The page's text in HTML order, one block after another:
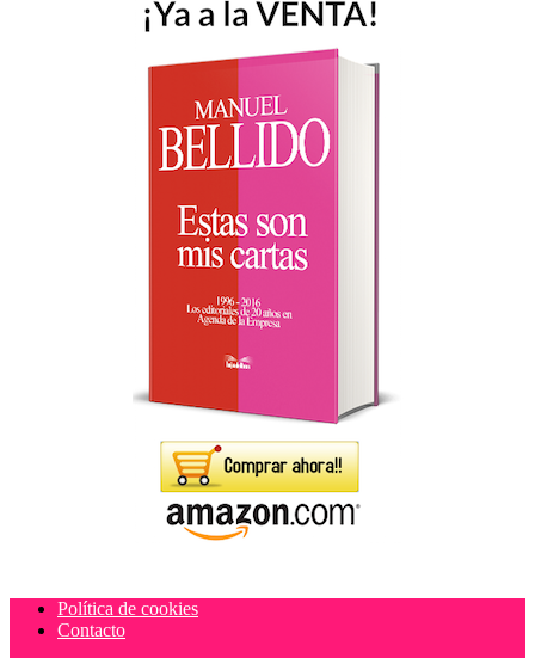
Política de cookies
Contacto